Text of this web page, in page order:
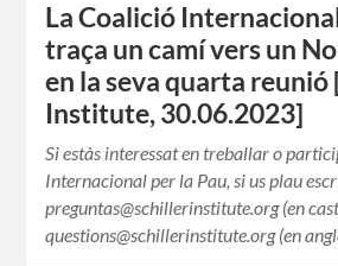
La Coalició
traça un camí vers un
en la seva quarta reunió
Institute, 30.06.2023]
Si estàs interessat en treballar o
Internacional per la Pau, si us plau
preguntas@schillerinstitute.org (en
questions@schillerinstitute.org (en